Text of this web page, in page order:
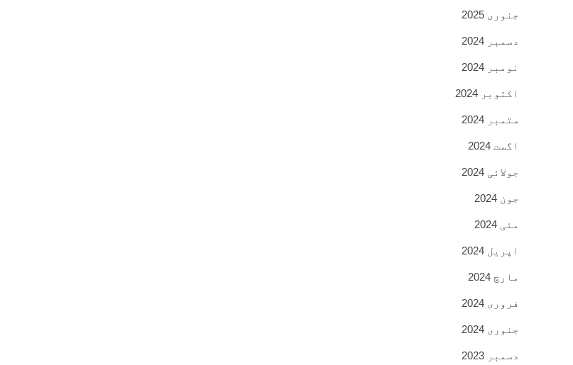
جنوری 2025
دسمبر 2024
نومبر 2024
اکتوبر 2024
ستمبر 2024
اگست 2024
جولائی 2024
جون 2024
مئی 2024
اپریل 2024
مارچ 2024
فروری 2024
جنوری 2024
دسمبر 2023